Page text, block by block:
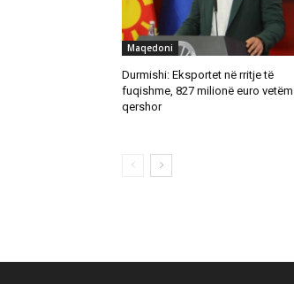
Maqedoni
Durmishi: Eksportet në rritje të
fuqishme, 827 milionë euro
qershor